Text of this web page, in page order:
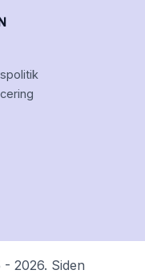
2026. Siden